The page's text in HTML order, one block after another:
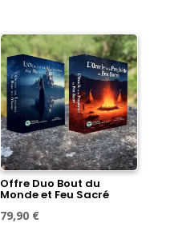
était :
89,60 €.
est :
79,90 €.
Offre Duo Bout du
Monde et Feu Sacré
Le
79,90 €Le